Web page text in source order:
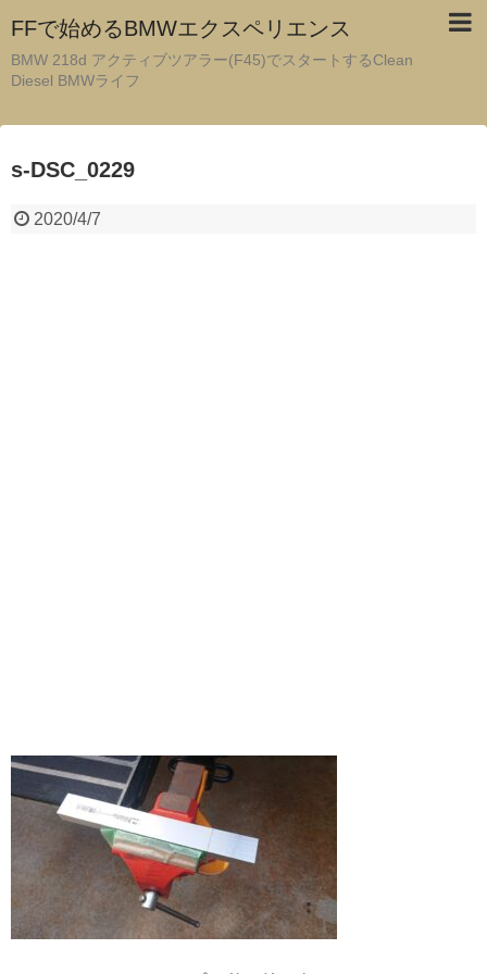
FFで始めるBMWエクスペリエンス
BMW 218d アクティブツアラー(F45)でスタートするClean
Diesel BMWライフ
s-DSC_0229
2020/4/7